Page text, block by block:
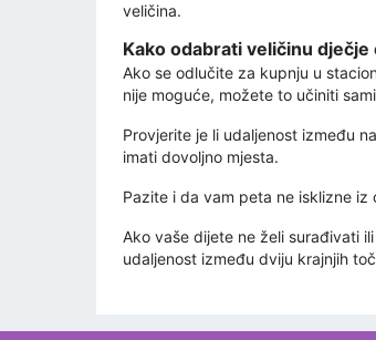
veličina.
Kako odabrati veličinu dječje
Ako se odlučite za kupnju u
nije moguće, možete to učiniti
Provjerite je li udaljenost između
imati dovoljno mjesta.
Pazite i da vam peta ne isklizne
Ako vaše dijete ne želi surađivati
udaljenost između dviju krajnjih